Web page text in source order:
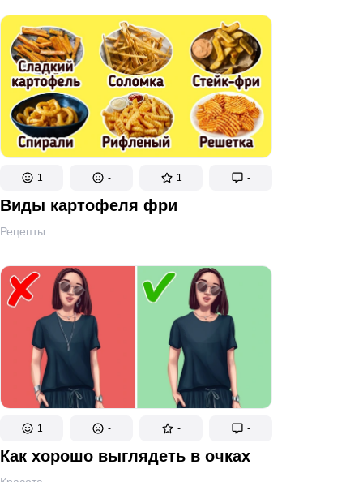
1 - 1 -
Виды картофеля фри
Рецепты
1 - - -
Как хорошо выглядеть в очках